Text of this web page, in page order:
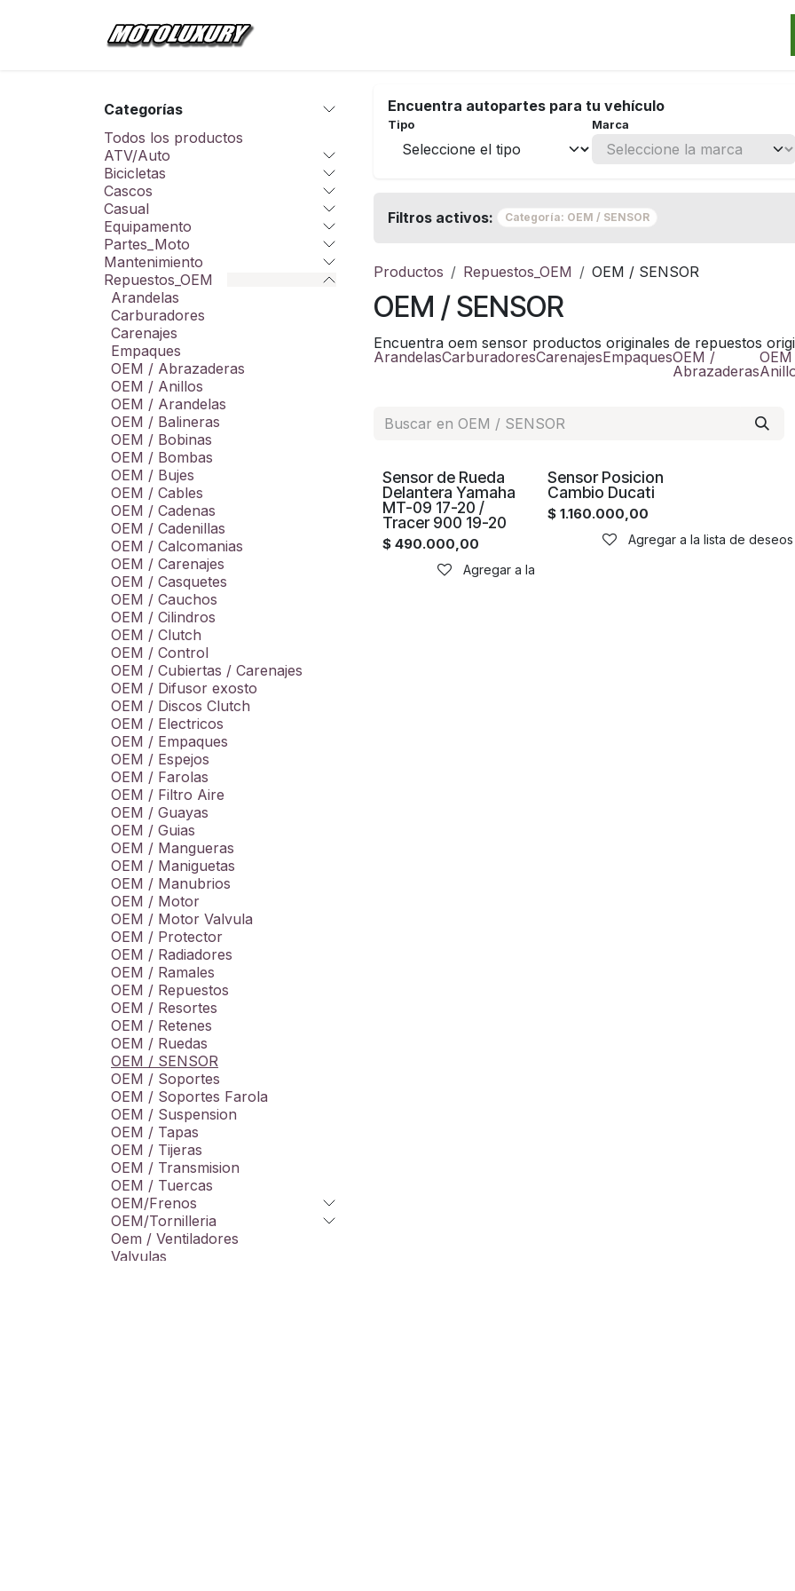
Categorías
Todos los productos
ATV/Auto
Bicicletas
Cascos
Casual
Equipamento
Partes_Moto
Mantenimiento
Repuestos_OEM
Arandelas
Carburadores
Carenajes
Empaques
OEM / Abrazaderas
OEM / Anillos
OEM / Arandelas
OEM / Balineras
OEM / Bobinas
OEM / Bombas
OEM / Bujes
OEM / Cables
OEM / Cadenas
OEM / Cadenillas
OEM / Calcomanias
OEM / Carenajes
OEM / Casquetes
OEM / Cauchos
OEM / Cilindros
OEM / Clutch
OEM / Control
OEM / Cubiertas / Carenajes
OEM / Difusor exosto
OEM / Discos Clutch
OEM / Electricos
OEM / Empaques
OEM / Espejos
OEM / Farolas
OEM / Filtro Aire
OEM / Guayas
OEM / Guias
OEM / Mangueras
OEM / Maniguetas
OEM / Manubrios
OEM / Motor
OEM / Motor Valvula
OEM / Protector
OEM / Radiadores
OEM / Ramales
OEM / Repuestos
OEM / Resortes
OEM / Retenes
OEM / Ruedas
OEM / SENSOR
OEM / Soportes
OEM / Soportes Farola
OEM / Suspension
OEM / Tapas
OEM / Tijeras
OEM / Transmision
OEM / Tuercas
OEM/Frenos
OEM/Tornilleria
Oem / Ventiladores
Valvulas
Encuentra autopartes para tu vehículo
Tipo Marca
Filtros activos: Categoría: OEM / SENSOR
Productos Repuestos_OEM OEM / SENSOR
OEM / SENSOR
Encuentra oem sensor productos originales de repuestos
ArandelasCarburadoresCarenajesEmpaquesOEM /
Abrazaderas
Sensor de Rueda
Delantera Yamaha
MT-09 17-20 /
Tracer 900 19-20
$ 490.000,00
Agregar a la lista de deseos
Sensor Posicion
Cambio Ducati
$ 1.160.000,00
Agregar a la lista de deseos